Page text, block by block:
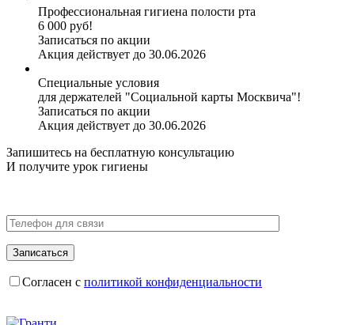
Профессиональная гигиена полости рта
6 000 руб!
Записаться по акции
Акция действует до 30.06.2026
Специальные условия
для держателей "Социальной карты Москвича"!
Записаться по акции
Акция действует до 30.06.2026
Запишитесь на бесплатную консультацию
И получите урок гигиены
Согласен с политикой конфиденциальности